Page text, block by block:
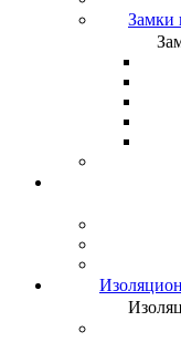
Замки